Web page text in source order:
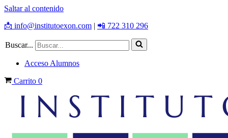
Saltar al contenido
📩 info@institutoexon.com | 📲 722 310 296
Buscar...
Acceso Alumnos
Carrito 0